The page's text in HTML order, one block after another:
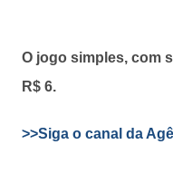
O jogo simples, com
R$ 6.
>>Siga o canal da